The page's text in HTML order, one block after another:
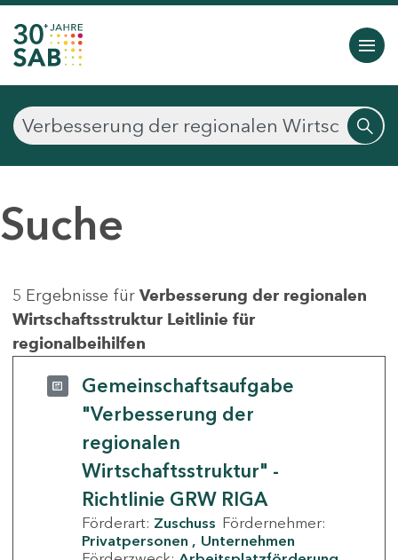
Suche
5 Ergebnisse für Verbesserung der regionalen
Wirtschaftsstruktur Leitlinie für
regionalbeihilfen
Gemeinschaftsaufgabe
"Verbesserung der
regionalen
Wirtschaftsstruktur" -
Richtlinie GRW RIGA
Förderart: Zuschuss Fördernehmer:
Privatpersonen
Unternehmen